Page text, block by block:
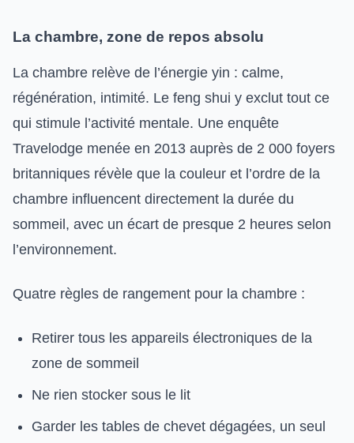
La chambre, zone de repos absolu
La chambre relève de l’énergie yin : calme,
régénération, intimité. Le feng shui y exclut tout ce
qui stimule l’activité mentale. Une enquête
Travelodge menée en 2013 auprès de 2 000 foyers
britanniques révèle que la couleur et l’ordre de la
chambre influencent directement la durée du
sommeil, avec un écart de presque 2 heures selon
l’environnement.
Quatre règles de rangement pour la chambre :
Retirer tous les appareils électroniques de la
zone de sommeil
Ne rien stocker sous le lit
Garder les tables de chevet dégagées, un seul